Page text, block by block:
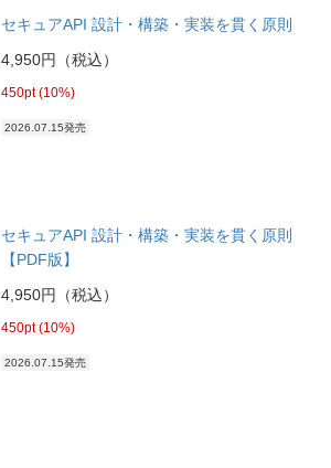
セキュアAPI 設計・構築・実装を貫く原則
4,950円（税込）
450pt (10%)
2026.07.15発売
セキュアAPI 設計・構築・実装を貫く原則
【PDF版】
4,950円（税込）
450pt (10%)
2026.07.15発売